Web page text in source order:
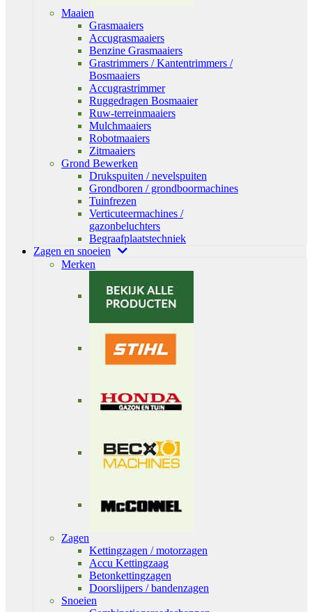
Maaien
Grasmaaiers
Accugrasmaaiers
Benzine Grasmaaiers
Grastrimmers / Kantentrimmers /
Bosmaaiers
Accugrastrimmer
Ruggedragen Bosmaaier
Ruw-terreinmaaiers
Mulchmaaiers
Robotmaaiers
Zitmaaiers
Grond Bewerken
Drukspuiten / nevelspuiten
Grondboren / grondboormachines
Tuinfrezen
Verticuteermachines /
gazonbeluchters
Begraafplaatstechniek
Zagen en snoeien
Merken
Zagen
Kettingzagen / motorzagen
Accu Kettingzaag
Betonkettingzagen
Doorslijpers / bandenzagen
Snoeien